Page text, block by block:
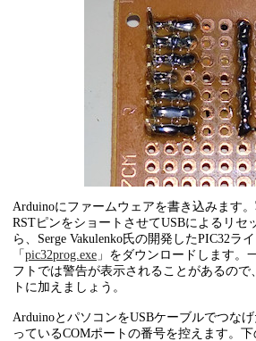
Arduinoにファームウェアを書き込みます
RSTピンをショートさせてUSBによるリセ
ら、Serge Vakulenko氏の開発したPIC32ラ
「 pic32prog.exe 」をダウンロードします。
フトでは警告が表示されることがあるので
トに加えましょう。
ArduinoとパソコンをUSBケーブルでつな
っているCOMポートの番号を控えます。